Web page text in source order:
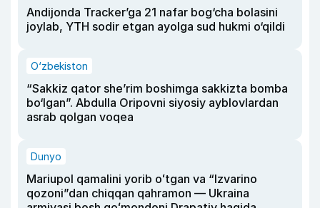
Andijonda Tracker’ga 21 nafar bog‘cha bolasini
joylab, YTH sodir etgan ayolga sud hukmi o‘qildi
O‘zbekiston
“Sakkiz qator she’rim boshimga sakkizta bomba
bo‘lgan”. Abdulla Oripovni siyosiy ayblovlardan
asrab qolgan voqea
Dunyo
Mariupol qamalini yorib oʻtgan va “Izvarino
qozoni”dan chiqqan qahramon — Ukraina